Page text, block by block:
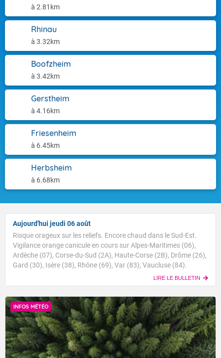
à 2.81km
Rhinau
à 3.32km
Boofzheim
à 3.42km
Gerstheim
à 4.16km
Friesenheim
à 6.45km
Herbsheim
à 6.68km
Aujourd'hui jeudi 06 août
Risque orageux sur les reliefs. Encore chaud dans le Sud-Est.
Vigilance orange canicule en cours sur Alpes-Maritimes (06),
Ardèche (07), Corse-du-Sud (2A), Haute-Corse (2B), Drôme (26),
Gard (30), Isère (38), Rhône (69), Var (83), Vaucluse (84).
LIRE LE BULLETIN
INFOS MÉTÉO